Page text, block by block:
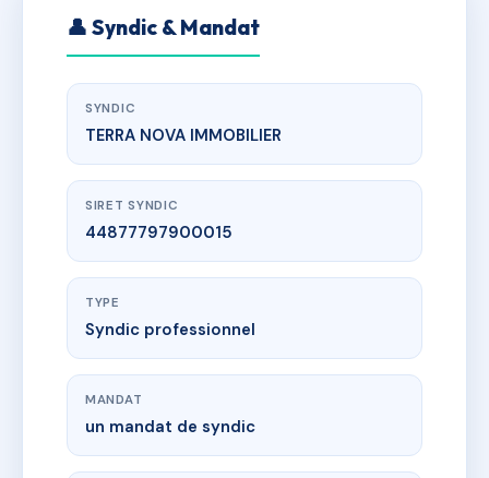
👤 Syndic & Mandat
SYNDIC
TERRA NOVA IMMOBILIER
SIRET SYNDIC
44877797900015
TYPE
Syndic professionnel
MANDAT
un mandat de syndic